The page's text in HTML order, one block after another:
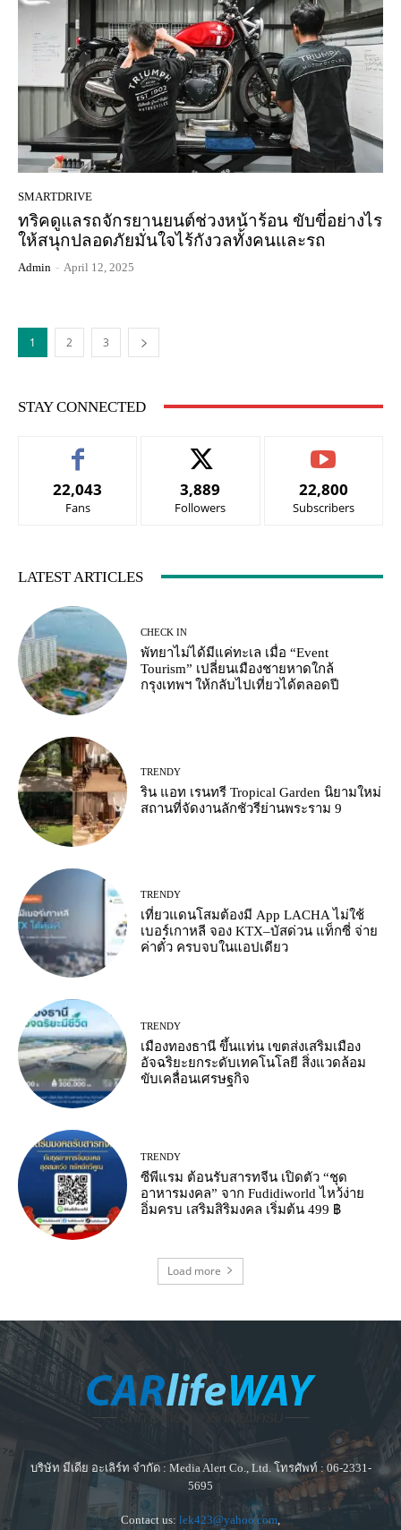
SMARTDRIVE
ทริคดูแลรถจักรยานยนต์ช่วงหน้าร้อน ขับขี่อย่างไร
ให้สนุกปลอดภัยมั่นใจไร้กังวลทั้งคนและรถ
Admin - April 12, 2025
1 2 3
STAY CONNECTED
22,043
Fans
3,889
Followers
22,800
Subscribers
LATEST ARTICLES
CHECK IN
พัทยาไม่ได้มีแค่ทะเล เมื่อ “Event
Tourism” เปลี่ยนเมืองชายหาดใกล้
กรุงเทพฯ ให้กลับไปเที่ยวได้ตลอดปี
TRENDY
ริน แอท เรนทรี Tropical Garden นิยามใหม่
สถานที่จัดงานลักชัวรีย่านพระราม 9
TRENDY
เที่ยวแดนโสมต้องมี App LACHA ไม่ใช้
เบอร์เกาหลี จอง KTX–บัสด่วน แท็กซี่ จ่าย
ค่าตั๋ว ครบจบในแอปเดียว
TRENDY
เมืองทองธานี ขึ้นแท่น เขตส่งเสริมเมือง
อัจฉริยะยกระดับเทคโนโลยี สิ่งแวดล้อม
ขับเคลื่อนเศรษฐกิจ
TRENDY
ซีพีแรม ต้อนรับสารทจีน เปิดตัว “ชุด
อาหารมงคล” จาก Fudidiworld ไหว้ง่าย
อิ่มครบ เสริมสิริมงคล เริ่มต้น 499 ฿
Load more
บริษัท มีเดีย อะเลิร์ท จำกัด : Media Alert Co., Ltd. โทรศัพท์ : 06-2331-
5695
Contact us: lek423@yahoo.com